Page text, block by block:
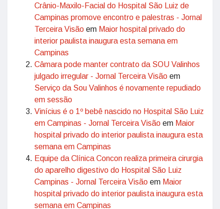
Crânio-Maxilo-Facial do Hospital São Luiz de
Campinas promove encontro e palestras - Jornal
Terceira Visão em Maior hospital privado do
interior paulista inaugura esta semana em
Campinas
Câmara pode manter contrato da SOU Valinhos
julgado irregular - Jornal Terceira Visão em
Serviço da Sou Valinhos é novamente repudiado
em sessão
Vinícius é o 1º bebê nascido no Hospital São Luiz
em Campinas - Jornal Terceira Visão em Maior
hospital privado do interior paulista inaugura esta
semana em Campinas
Equipe da Clínica Concon realiza primeira cirurgia
do aparelho digestivo do Hospital São Luiz
Campinas - Jornal Terceira Visão em Maior
hospital privado do interior paulista inaugura esta
semana em Campinas